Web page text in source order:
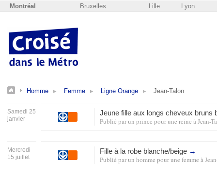
Montréal Bruxelles Lille Lyon
Homme Femme Ligne Orange Jean-Talon
Samedi 25
janvier
Jeune fille aux longs cheveux bruns
Publié parun prince pour une reine àJean-
Mercredi
15 juillet
Fille à la robe blanche/beige →
Publié parun homme pour une femme à